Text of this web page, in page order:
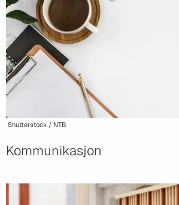
Shutterstock / NTB
Kommunikasjon